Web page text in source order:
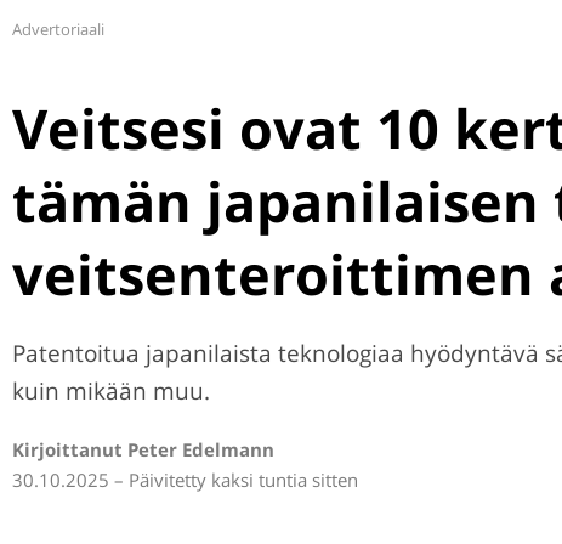
Advertoriaali
Veitsesi ovat 10
tämän japanilaisen
veitsenteroittimen
Patentoitua japanilaista teknologiaa hyödyntävä
kuin mikään muu.
Kirjoittanut Peter Edelmann
30.10.2025 – Päivitetty kaksi tuntia sitten